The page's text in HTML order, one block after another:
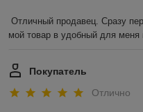
Отличный продавец. Сразу
мой товар в удобный для меня
Покупатель
Отлично